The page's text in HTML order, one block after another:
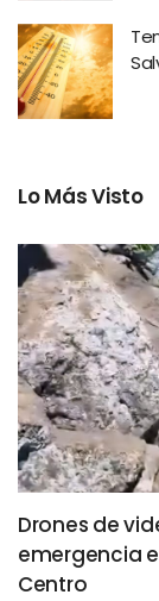
Lo Más Visto
Drones de
emergencia
Centro